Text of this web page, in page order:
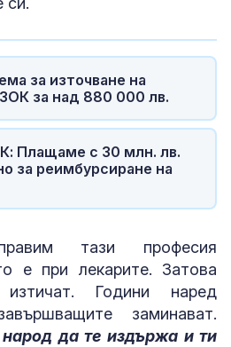
за източване на
за над 880 000 лв.
Плащаме с 30 млн. лв.
за реимбурсиране на
тази професия
е при лекарите. Затова
Години наред
заминават.
да те издържа и ти